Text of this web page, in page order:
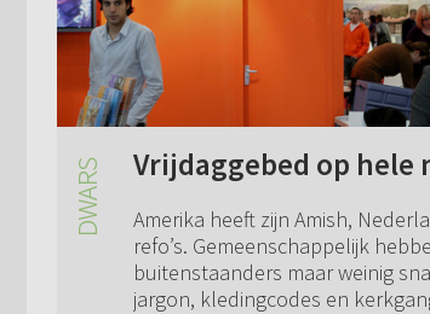
Vrijdaggebed op hele
Amerika heeft zijn Amish,
refo’s. Gemeenschappelijk
buitenstaanders maar weinig
jargon, kledingcodes en